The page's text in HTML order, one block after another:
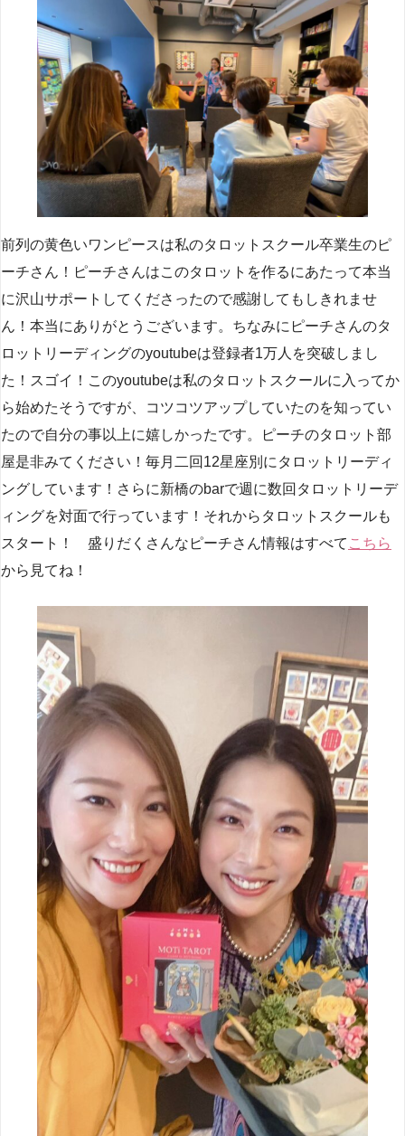
前列の黄色いワンピースは私のタロットスクール卒業生のピ
ーチさん！ピーチさんはこのタロットを作るにあたって本当
に沢山サポートしてくださったので感謝してもしきれませ
ん！本当にありがとうございます。ちなみにピーチさんのタ
ロットリーディングのyoutubeは登録者1万人を突破しまし
た！スゴイ！このyoutubeは私のタロットスクールに入ってか
ら始めたそうですが、コツコツアップしていたのを知ってい
たので自分の事以上に嬉しかったです。ピーチのタロット部
屋是非みてください！毎月二回12星座別にタロットリーディ
ングしています！さらに新橋のbarで週に数回タロットリーデ
ィングを対面で行っています！それからタロットスクールも
スタート！ 盛りだくさんなピーチさん情報はすべて こちら
から見てね！